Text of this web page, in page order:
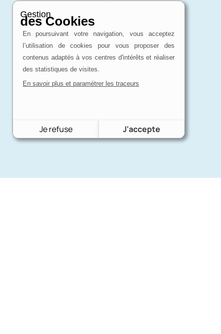
Gestion
des Cookies
En poursuivant votre navigation, vous acceptez
l’utilisation de cookies pour vous proposer des
contenus adaptés à vos centres d'intérêts et réaliser
des statistiques de visites.
En savoir plus et paramétrer les traceurs
Je refuse J'accepte